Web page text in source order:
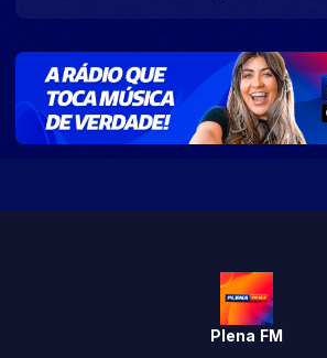
Plena FM